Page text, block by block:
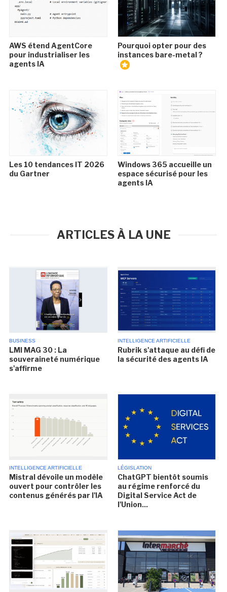
AWS étend AgentCore
pour industrialiser les
agents IA
Pourquoi opter pour des
instances bare-metal ?
Les 10 tendances IT 2026
du Gartner
Windows 365 accueille un
espace sécurisé pour les
agents IA
ARTICLES À LA UNE
BUSINESS
LMI MAG 30 : La
souveraineté numérique
s'affirme
INTELLIGENCE ARTIFICIELLE
Rubrik s'attaque au défi de
la sécurité des agents IA
INTELLIGENCE ARTIFICIELLE
Mistral dévoile un modèle
ouvert pour contrôler les
contenus générés par l'IA
LÉGISLATION
ChatGPT bientôt soumis
au régime renforcé du
Digital Service Act de
l'Union...